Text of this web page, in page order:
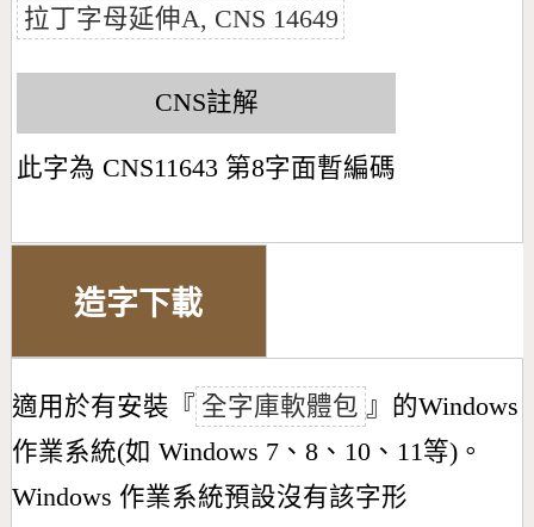
拉丁字母延伸A, CNS 14649
CNS註解
此字為 CNS11643 第8字面暫編碼
造字下載
適用於有安裝『 全字庫軟體包 』的Windows
作業系統(如 Windows 7、8、10、11等)。
Windows 作業系統預設沒有該字形